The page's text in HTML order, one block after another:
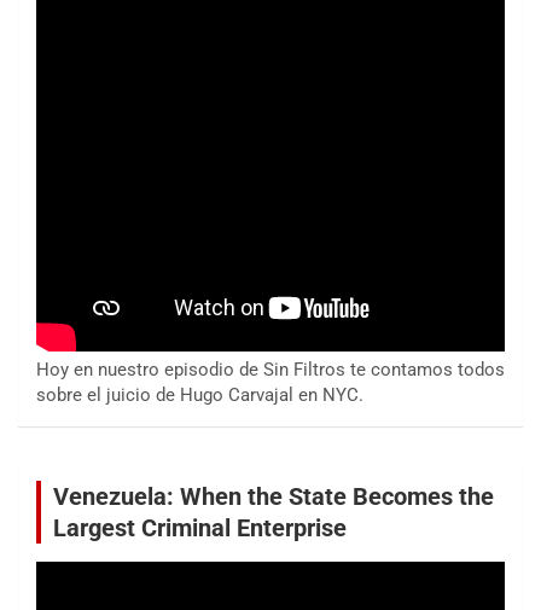
Hoy en nuestro episodio de Sin Filtros te contamos todos
sobre el juicio de Hugo Carvajal en NYC.
Venezuela: When the State Becomes the
Largest Criminal Enterprise